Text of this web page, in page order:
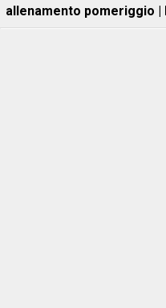
allenamento pomeriggio |